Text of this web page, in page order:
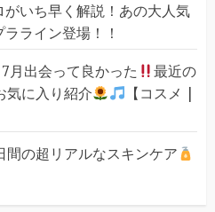
いち早く解説！あの大人気
ライン登場！！
月出会って良かった
最近の
気に入り紹介
【コスメ |
間の超リアルなスキンケア